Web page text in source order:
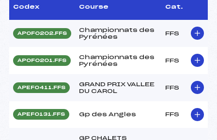
Codex Course Cat.
APOF0202.FFS
Championnats des
Pyrénées
FFS
APOF0201.FFS
Championnats des
Pyrénées
FFS
APEF0411.FFS
GRAND PRIX VALLEE
DU CAROL
FFS
APEF0131.FFS Gp des Angles FFS
GP CHALETS